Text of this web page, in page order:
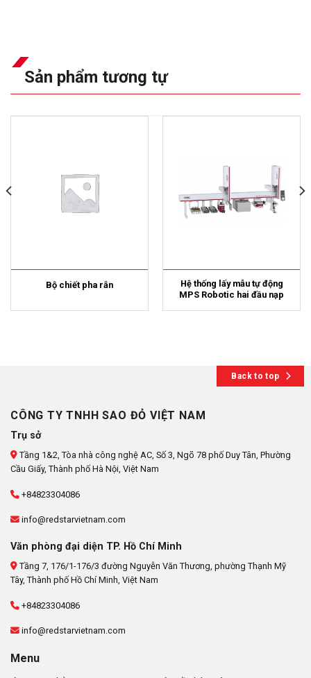
Sản phẩm tương tự
Bộ chiết pha rắn
Hệ thống lấy mẫu tự động
MPS Robotic hai đầu nạp
Back to top
CÔNG TY TNHH SAO ĐỎ VIỆT NAM
Trụ sở
Tầng 1&2, Tòa nhà công nghệ AC, Số 3, Ngõ 78 phố Duy Tân, Phường
Cầu Giấy, Thành phố Hà Nội, Việt Nam
+84823304086
info@redstarvietnam.com
Văn phòng đại diện TP. Hồ Chí Minh
Tầng 7, 176/1-176/3 đường Nguyễn Văn Thương, phường Thạnh Mỹ
Tây, Thành phố Hồ Chí Minh, Việt Nam
+84823304086
info@redstarvietnam.com
Menu